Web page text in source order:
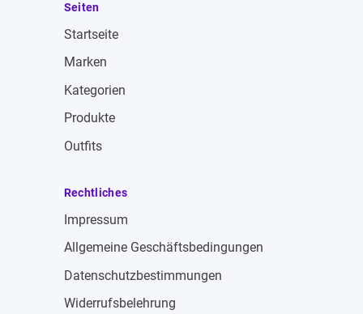
Seiten
Startseite
Marken
Kategorien
Produkte
Outfits
Rechtliches
Impressum
Allgemeine Geschäftsbedingungen
Datenschutzbestimmungen
Widerrufsbelehrung